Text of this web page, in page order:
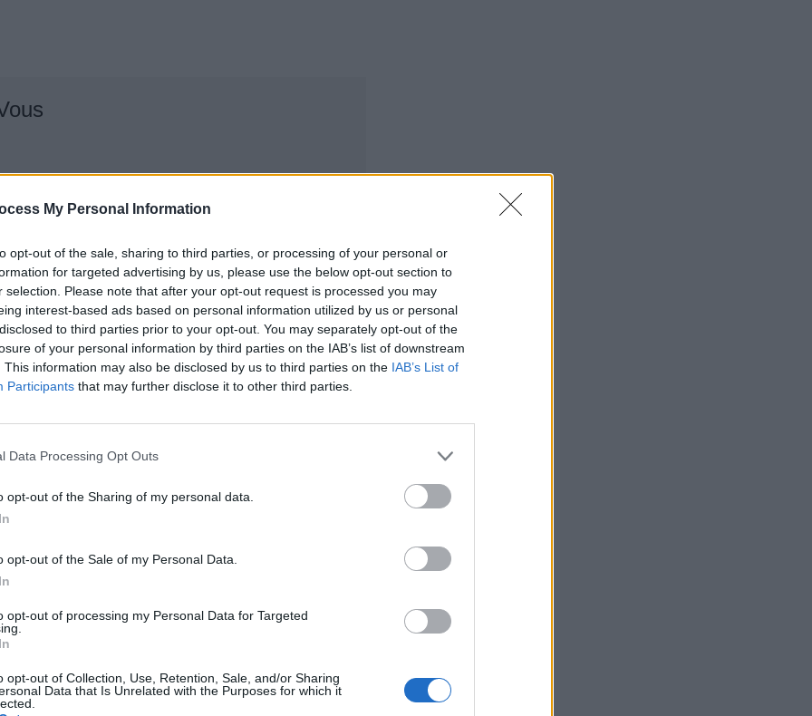
My Personal Information
opt-out of the sale, sharing to third parties, or processing of your personal or
for targeted advertising by us, please use the below opt-out section to
selection. Please note that after your opt-out request is processed you may
interest-based ads based on personal information utilized by us or personal
to third parties prior to your opt-out. You may separately opt-out of the
of your personal information by third parties on the IAB’s list of downstream
This information may also be disclosed by us to third parties on the IAB’s List of
Participants that may further disclose it to other third parties.
Data Processing Opt Outs
opt-out of the Sharing of my personal data.
opt-out of the Sale of my Personal Data.
opt-out of processing my Personal Data for Targeted
opt-out of Collection, Use, Retention, Sale, and/or Sharing
Data that Is Unrelated with the Purposes for which it
Suivant
Auto Pour Vous 4 avril 2026 0